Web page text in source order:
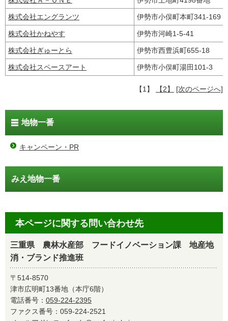
株式会社エングランツ 伊勢市小俣町本町341-169
株式会社かねやす 伊勢市河崎1-5-41
株式会社ぎゅーとら 伊勢市西豊浜町655-18
株式会社スペースアート 伊勢市小俣町湯田101-3
【1】 【2】 [次のページへ]
地物一番
キャンペーン・PR
みえ地物一番
本ページに関する問い合わせ先
三重県 農林水産部 フードイノベーション課 地産地
消・ブランド推進班
〒514-8570
津市広明町13番地（本庁6階）
電話番号： 059-224-2395
ファクス番号：059-224-2521